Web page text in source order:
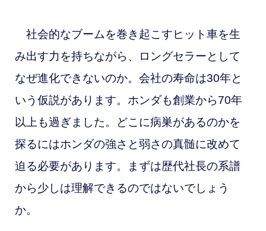
社会的なブームを巻き起こすヒット車を生
み出す力を持ちながら、ロングセラーとして
なぜ進化できないのか。会社の寿命は30年と
いう仮説があります。ホンダも創業から70年
以上も過ぎました。どこに病巣があるのかを
探るにはホンダの強さと弱さの真髄に改めて
迫る必要があります。まずは歴代社長の系譜
から少しは理解できるのではないでしょう
か。